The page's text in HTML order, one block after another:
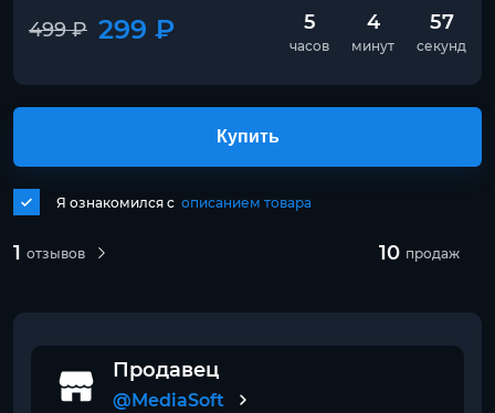
499 ₽ 299 ₽ 5
часов
4
минут
56
секунд
1 отзывов 10 продаж
Я ознакомился с описанием товара
Купить
Продавец
@MediaSoft